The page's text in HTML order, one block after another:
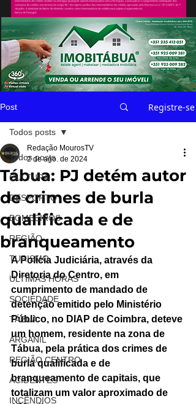
Post Registre-se
Todos posts
CULTURA
DESPORTO
BOMBEIROS
REGIÃO
TURISMO
ÚLTIMAS HORAS
SOCIEDADE
TÁBUA
ARGANIL
REGIÃO CENTRO
ACIDENTES
INCÊNDIOS
Todos posts
Tábua: PJ detém autor
de crimes de burla
qualificada e de
branqueamento
Redação MourosTV
2 de ago. de 2024
A Polícia Judiciária, através da
Diretoria do Centro, em
cumprimento de mandado de
detenção emitido pelo Ministério
Público, no DIAP de Coimbra, deteve
um homem, residente na zona de
Tábua, pela prática dos crimes de
burla qualificada e de
branqueamento de capitais, que
totalizam um valor aproximado de